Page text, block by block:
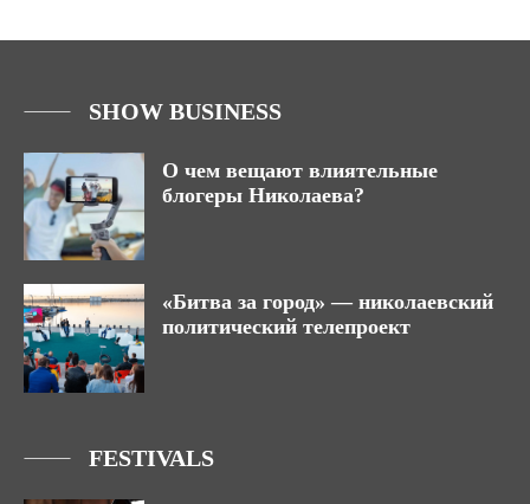
SHOW BUSINESS
О чем вещают влиятельные
блогеры Николаева?
«Битва за город» — николаевский
политический телепроект
FESTIVALS